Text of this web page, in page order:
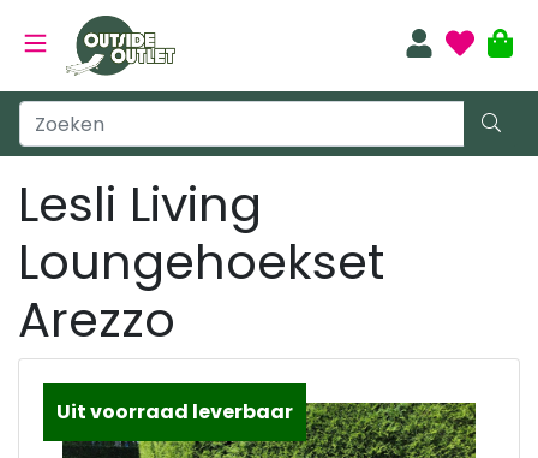
Lesli Living
Loungehoekset
Arezzo
Uit voorraad leverbaar